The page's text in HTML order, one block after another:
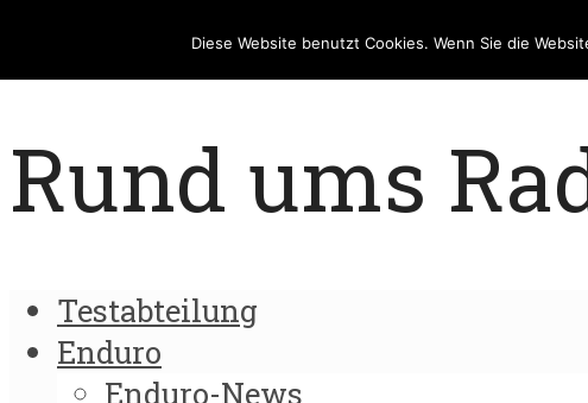
Rund ums
Testabteilung
Enduro
Enduro-News
Diese Website benutzt Cookies. Wenn Sie die